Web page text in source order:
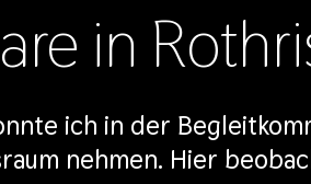
in
ich in der
nehmen. Hier